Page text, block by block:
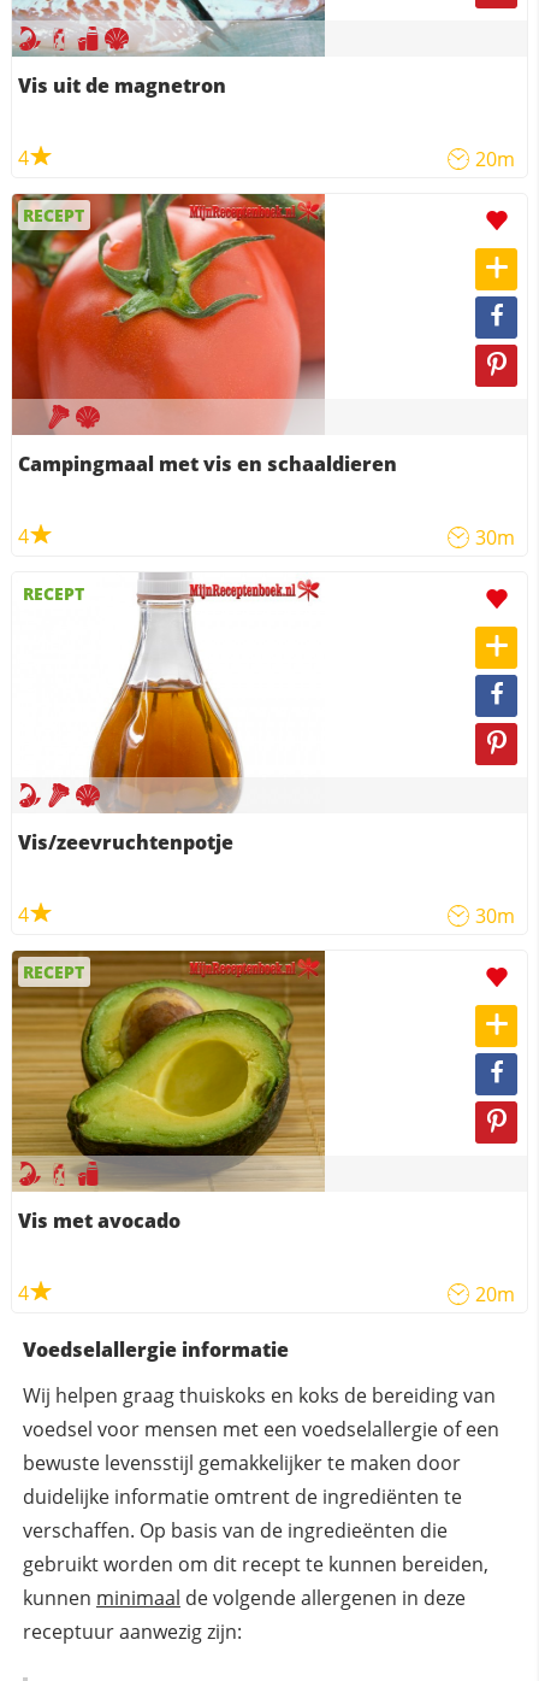
Vis uit de magnetron
4 20m
RECEPT
Campingmaal met vis en schaaldieren
4 30m
RECEPT
Vis/zeevruchtenpotje
4 30m
RECEPT
Vis met avocado
4 20m
Voedselallergie informatie
Wij helpen graag thuiskoks en koks de bereiding van
voedsel voor mensen met een voedselallergie of een
bewuste levensstijl gemakkelijker te maken door
duidelijke informatie omtrent de ingrediënten te
verschaffen. Op basis van de ingredieënten die
gebruikt worden om dit recept te kunnen bereiden,
kunnen minimaal de volgende allergenen in deze
receptuur aanwezig zijn: